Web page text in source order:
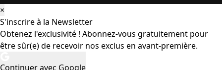
×
S'inscrire à la Newsletter
Obtenez l'exclusivité ! Abonnez-vous gratuitement pour
être sûr(e) de recevoir nos exclus en avant-première.
Continuer avec Google